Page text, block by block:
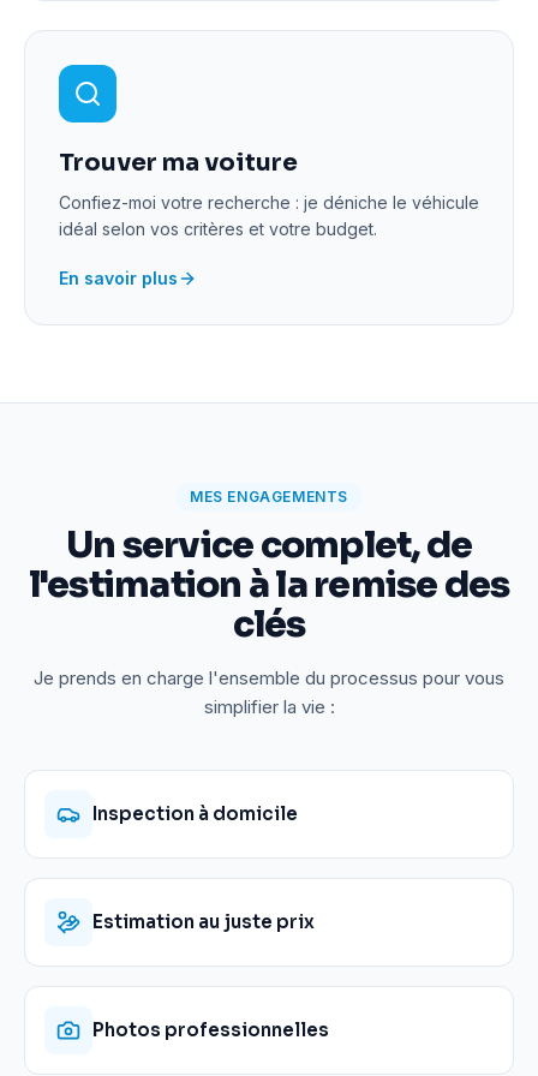
Trouver ma voiture
Confiez-moi votre recherche : je déniche le véhicule
idéal selon vos critères et votre budget.
En savoir plus
MES ENGAGEMENTS
Un service complet, de
l'estimation à la remise des
clés
Je prends en charge l'ensemble du processus pour vous
simplifier la vie :
Inspection à domicile
Estimation au juste prix
Photos professionnelles